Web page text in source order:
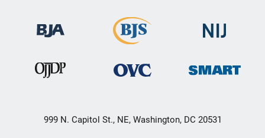
999 N. Capitol St., NE, Washington, DC 20531